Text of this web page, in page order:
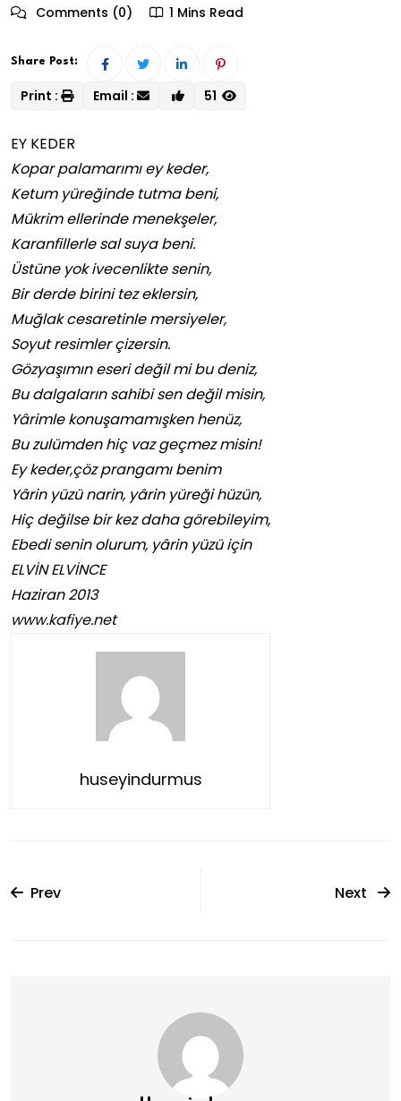
Comments (0)
1 Mins Read
Share Post:
Print : Email : 51
EY KEDER
Kopar palamarımı ey keder,
Ketum yüreğinde tutma beni,
Mükrim ellerinde menekşeler,
Karanfillerle sal suya beni.
Üstüne yok ivecenlikte senin,
Bir derde birini tez eklersin,
Muğlak cesaretinle mersiyeler,
Soyut resimler çizersin.
Gözyaşımın eseri değil mi bu deniz,
Bu dalgaların sahibi sen değil misin,
Yârimle konuşamamışken henüz,
Bu zulümden hiç vaz geçmez misin!
Ey keder,çöz prangamı benim
Yârin yüzü narin, yârin yüreği hüzün,
Hiç değilse bir kez daha görebileyim,
Ebedi senin olurum, yârin yüzü için
ELVİN ELVİNCE
Haziran 2013
www.kafiye.net
huseyindurmus
Prev Next